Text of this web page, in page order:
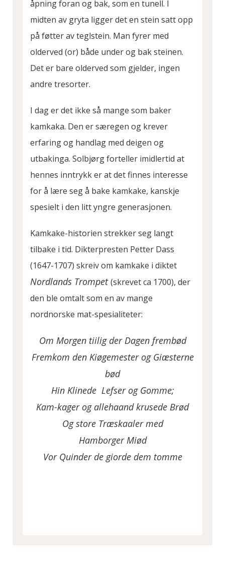
åpning foran og bak, som en tunell. I
midten av gryta ligger det en stein satt opp
på føtter av teglstein. Man fyrer med
olderved (or) både under og bak steinen.
Det er bare olderved som gjelder, ingen
andre tresorter.
I dag er det ikke så mange som baker
kamkaka. Den er særegen og krever
erfaring og handlag med deigen og
utbakinga. Solbjørg forteller imidlertid at
hennes inntrykk er at det finnes interesse
for å lære seg å bake kamkake, kanskje
spesielt i den litt yngre generasjonen.
Kamkake-historien strekker seg langt
tilbake i tid. Dikterpresten Petter Dass
(1647-1707) skreiv om kamkake i diktet
Nordlands Trompet(skrevet ca 1700), der
den ble omtalt som en av mange
nordnorske mat-spesialiteter:
Om Morgen tiilig der Dagen frembød
Fremkom den Kiøgemester og Giæsterne
bød
Hin Klinede Lefser og Gomme;
Kam-kager og allehaand krusede Brød
Og store Træskaaler med
Hamborger Miød
Vor Quinder de giorde dem tomme